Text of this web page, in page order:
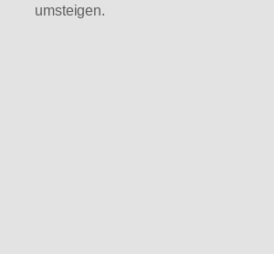
umsteigen.